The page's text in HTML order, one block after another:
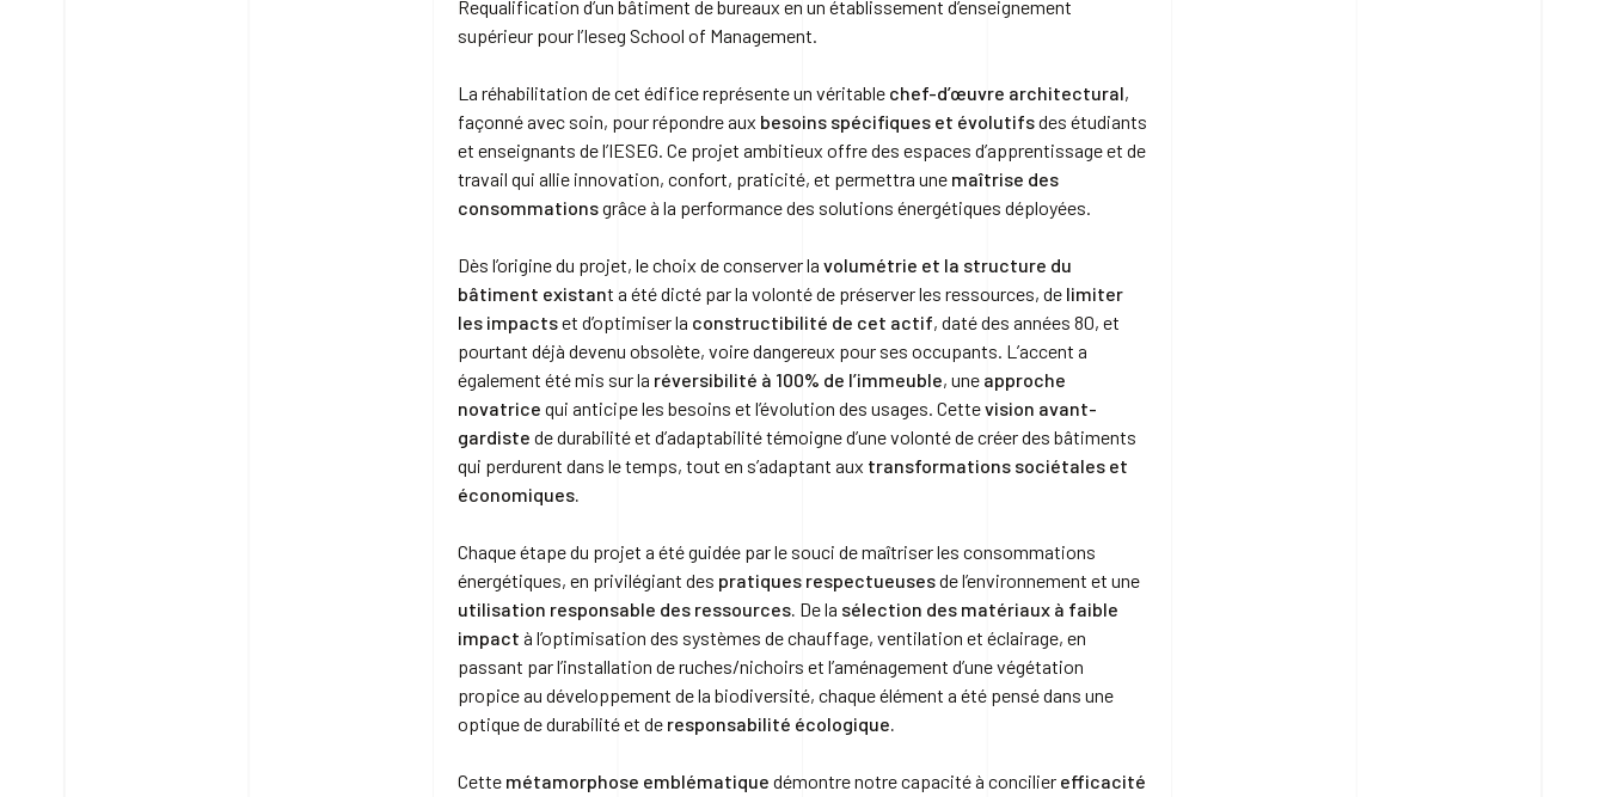
Requalification d’un bâtiment de bureaux en un établissement d’enseignement
supérieur pour l’Ieseg School of Management.
La réhabilitation de cet édifice représente un véritable chef-d’œuvre architectural,
façonné avec soin, pour répondre aux besoins spécifiques et évolutifsdes étudiants
et enseignants de l’IESEG. Ce projet ambitieux offre des espaces d’apprentissage et de
travail qui allie innovation, confort, praticité, et permettra une maîtrise des
consommationsgrâce à la performance des solutions énergétiques déployées.
Dès l’origine du projet, le choix de conserver la volumétrie et la structure du
bâtiment existant a été dicté par la volonté de préserver les ressources, de limiter
les impactset d’optimiser la constructibilité de cet actif, daté des années 80, et
pourtant déjà devenu obsolète, voire dangereux pour ses occupants. L’accent a
également été mis sur la réversibilité à 100% de l’immeuble, une approche
novatrice qui anticipe les besoins et l’évolution des usages. Cettevision avant-
gardiste de durabilité et d’adaptabilité témoigne d’une volonté de créer des bâtiments
qui perdurent dans le temps, tout en s’adaptant aux transformations sociétales et
économiques.
Chaque étape du projet a été guidée par le souci de maîtriser les consommations
énergétiques, en privilégiant des pratiques respectueusesde l’environnement et une
utilisation responsable des ressources. De la sélection des matériaux à faible
impact à l’optimisation des systèmes de chauffage, ventilation et éclairage, en
passant par l’installation de ruches/nichoirs et l’aménagement d’une végétation
propice au développement de la biodiversité, chaque élément a été pensé dans une
optique de durabilité et de responsabilité écologique.
Cette métamorphose emblématique démontre notre capacité à concilier efficacité